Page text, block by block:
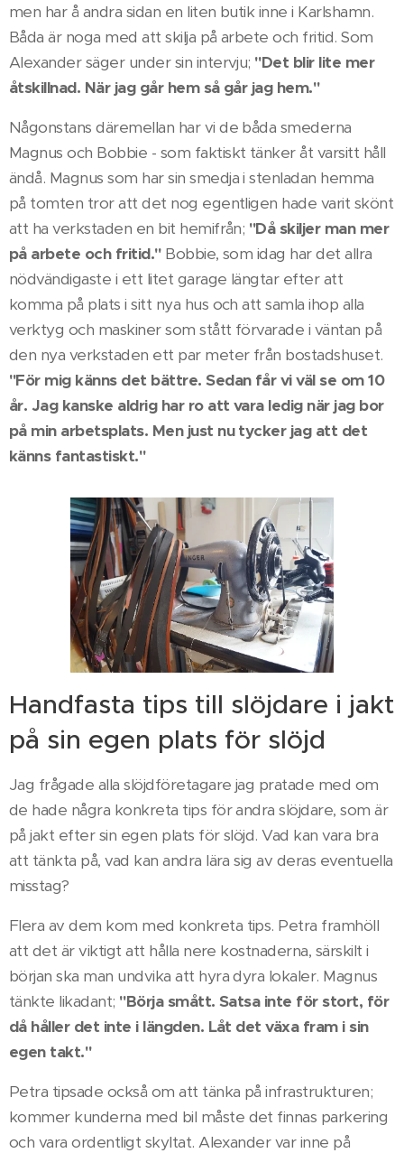
men har å andra sidan en liten butik inne i Karlshamn.
Båda är noga med att skilja på arbete och fritid. Som
Alexander säger under sin intervju; "Det blir lite mer
åtskillnad. När jag går hem så går jag hem."
Någonstans däremellan har vi de båda smederna
Magnus och Bobbie - som faktiskt tänker åt varsitt håll
ändå. Magnus som har sin smedja i stenladan hemma
på tomten tror att det nog egentligen hade varit skönt
att ha verkstaden en bit hemifrån; "Då skiljer man mer
på arbete och fritid."Bobbie, som idag har det allra
nödvändigaste i ett litet garage längtar efter att
komma på plats i sitt nya hus och att samla ihop alla
verktyg och maskiner som stått förvarade i väntan på
den nya verkstaden ett par meter från bostadshuset.
"För mig känns det bättre. Sedan får vi väl se om 10
år. Jag kanske aldrig har ro att vara ledig när jag bor
på min arbetsplats. Men just nu tycker jag att det
känns fantastiskt."
Handfasta tips till slöjdare i jakt
på sin egen plats för slöjd
Jag frågade alla slöjdföretagare jag pratade med om
de hade några konkreta tips för andra slöjdare, som är
på jakt efter sin egen plats för slöjd. Vad kan vara bra
att tänkta på, vad kan andra lära sig av deras eventuella
misstag?
Flera av dem kom med konkreta tips. Petra framhöll
att det är viktigt att hålla nere kostnaderna, särskilt i
början ska man undvika att hyra dyra lokaler. Magnus
tänkte likadant; "Börja smått. Satsa inte för stort, för
då håller det inte i längden. Låt det växa fram i sin
egen takt."
Petra tipsade också om att tänka på infrastrukturen;
kommer kunderna med bil måste det finnas parkering
och vara ordentligt skyltat. Alexander var inne på